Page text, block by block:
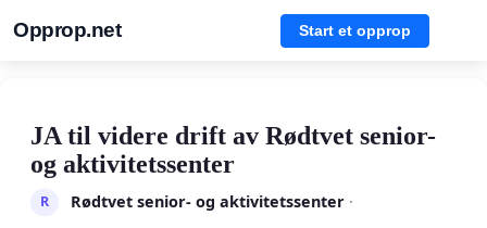
Opprop.net Start et opprop
JA til videre drift av Rødtvet senior-
og aktivitetssenter
R Rødtvet senior- og aktivitetssenter·